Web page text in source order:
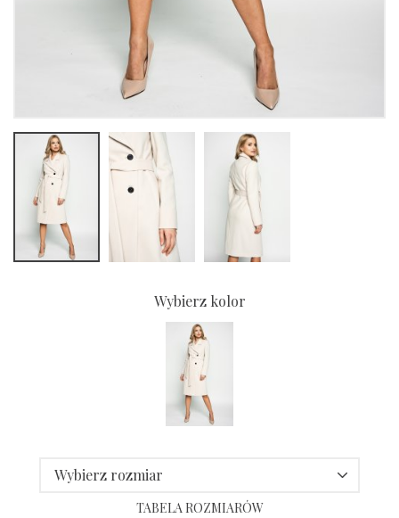
Wybierz kolor
Wybierz rozmiar
TABELA ROZMIARÓW